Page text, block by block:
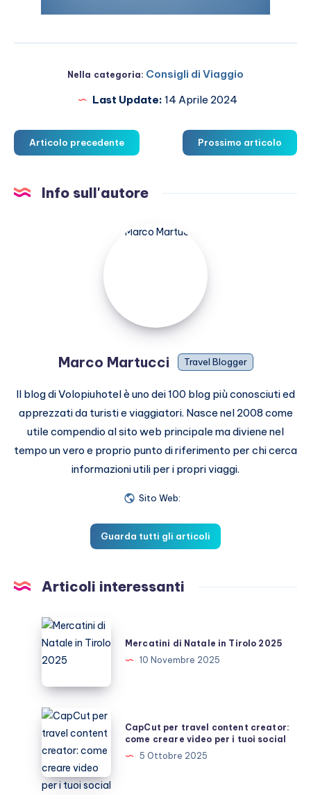
Nella categoria: Consigli di Viaggio
Last Update: 14 Aprile 2024
Articolo precedente Prossimo articolo
Info sull'autore
Marco
Marco Martucci Travel Blogger
Il blog di Volopiuhotel è uno dei 100 blog più conosciuti ed
apprezzati da turisti e viaggiatori. Nasce nel 2008 come
utile compendio al sito web principale ma diviene nel
tempo un vero e proprio punto di riferimento per chi cerca
informazioni utili per i propri viaggi.
Sito Web:
Guarda tutti gli articoli
Articoli interessanti
Mercatini
di
Natale
Tirolo
2025
Mercatini di Natale in Tirolo 2025
10 Novembre 2025
CapCut
per
travel
content
creator:
CapCut per travel content creator:
come creare video per i tuoi social
5 Ottobre 2025